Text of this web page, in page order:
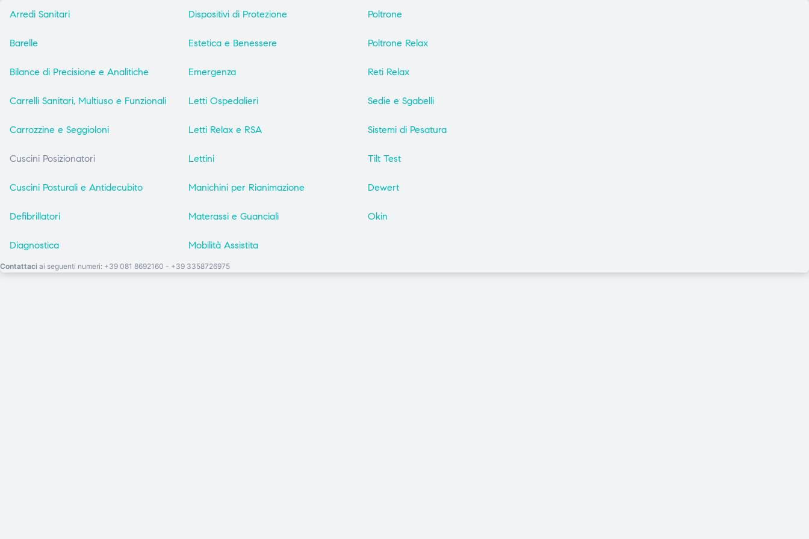
Arredi Sanitari
Barelle
Bilance di Precisione e Analitiche
Carrelli Sanitari, Multiuso e Funzionali
Carrozzine e Seggioloni
Cuscini Posizionatori
Cuscini Posturali e Antidecubito
Defibrillatori
Diagnostica
Dispositivi di Protezione
Estetica e Benessere
Emergenza
Letti Ospedalieri
Letti Relax e RSA
Lettini
Manichini per Rianimazione
Materassi e Guanciali
Mobilità Assistita
Poltrone
Poltrone Relax
Reti Relax
Sedie e Sgabelli
Sistemi di Pesatura
Tilt Test
Dewert
Okin
Contattaci ai seguenti numeri: +39 081 8692160 - +39 3358726975